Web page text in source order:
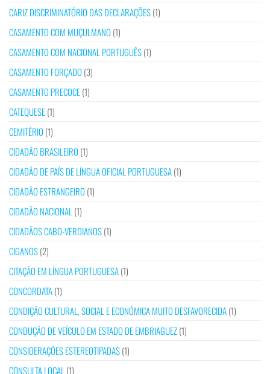
CARIZ DISCRIMINATÓRIO DAS DECLARAÇÕES(1)
CASAMENTO COM MUÇULMANO (1)
CASAMENTO COM NACIONAL PORTUGUÊS(1)
CASAMENTO FORÇADO (3)
CASAMENTO PRECOCE(1)
CATEQUESE(1)
CEMITÉRIO (1)
CIDADÃO BRASILEIRO (1)
CIDADÃO DE PAÍS DE LÍNGUA OFICIAL PORTUGUESA(1)
CIDADÃO ESTRANGEIRO (1)
CIDADÃO NACIONAL (1)
CIDADÃOS CABO-VERDIANOS(1)
CIGANOS(2)
CITAÇÃO EM LÍNGUA PORTUGUESA(1)
CONCORDATA(1)
CONDIÇÃO CULTURAL, SOCIAL E ECONÓMICA MUITO DESFAVORECIDA(1)
CONDUÇÃO DE VEÍCULO EM ESTADO DE EMBRIAGUEZ(1)
CONSIDERAÇÕES ESTEREOTIPADAS(1)
CONSULTA LOCAL (1)